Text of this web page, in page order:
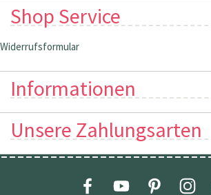
Shop Service
Widerrufsformular
Informationen
Unsere Zahlungsarten